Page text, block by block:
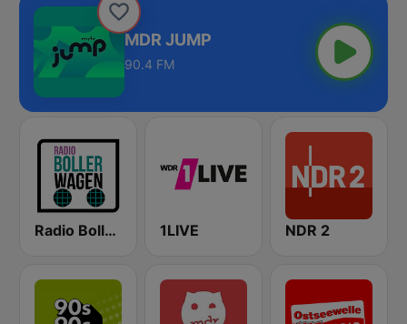
MDR JUMP
90.4 FM
Radio Bollerwagen 1LIVE NDR 2